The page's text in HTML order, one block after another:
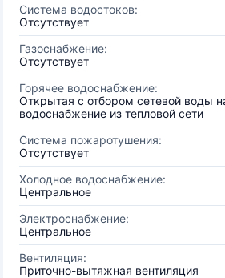
Система водостоков:
Отсутствует
Газоснабжение:
Отсутствует
Горячее водоснабжение:
Открытая с отбором сетевой воды
водоснабжение из тепловой сети
Система пожаротушения:
Отсутствует
Холодное водоснабжение:
Центральное
Электроснабжение:
Центральное
Вентиляция:
Приточно-вытяжная вентиляция